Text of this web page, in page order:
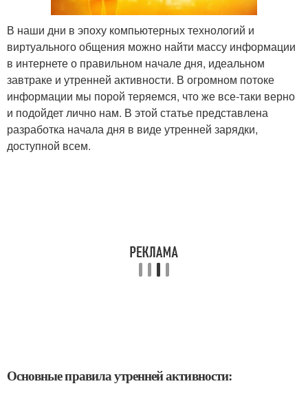
В наши дни в эпоху компьютерных технологий и
виртуального общения можно найти массу информации
в интернете о правильном начале дня, идеальном
завтраке и утренней активности. В огромном потоке
информации мы порой теряемся, что же все-таки верно
и подойдет лично нам. В этой статье представлена
разработка начала дня в виде утренней зарядки,
доступной всем.
Основные правила утренней активности: